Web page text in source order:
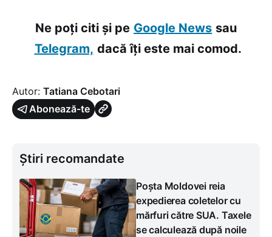
Ne poți citi și pe Google News sau
Telegram, dacă îți este mai comod.
Autor: Tatiana Cebotari
Abonează-te
Știri recomandate
Poșta Moldovei reia
expedierea coletelor cu
mărfuri către SUA. Taxele
se calculează după noile